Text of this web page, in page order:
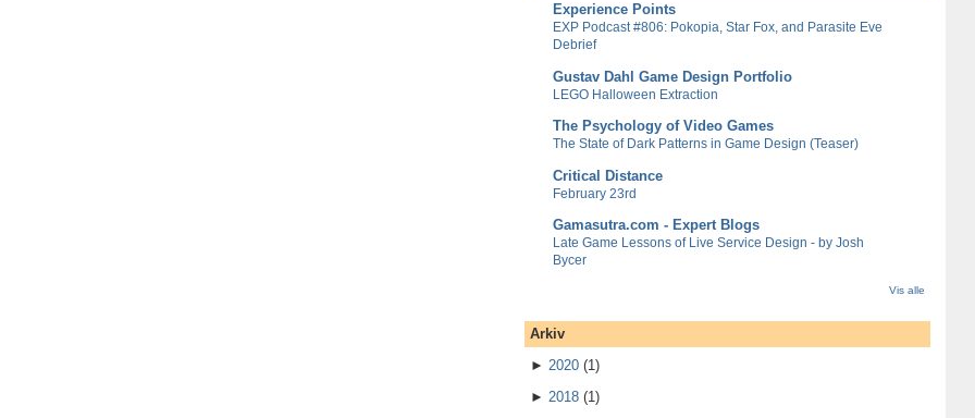
Experience Points
EXP Podcast #806: Pokopia, Star Fox, and Parasite Eve
Debrief
Gustav Dahl Game Design Portfolio
LEGO Halloween Extraction
The Psychology of Video Games
The State of Dark Patterns in Game Design (Teaser)
Critical Distance
February 23rd
Gamasutra.com - Expert Blogs
Late Game Lessons of Live Service Design - by Josh
Bycer
Vis alle
Arkiv
► 2020 (1)
► 2018 (1)